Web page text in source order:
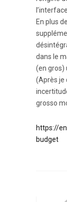
En plus
dans le
(en gros)
(Après je
grosso
https://
budget